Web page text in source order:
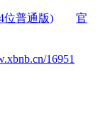
位普通版)
官
16951